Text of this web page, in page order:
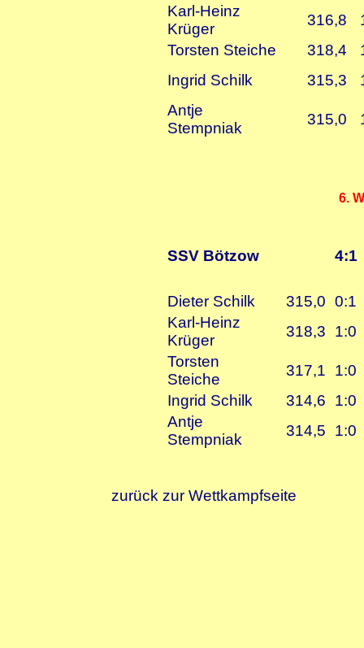
Karl-Heinz
Krüger
316,8
Torsten Steiche
318,4
Ingrid Schilk
315,3
Antje
Stempniak
315,0
6.
SSV Bötzow 4:1
Dieter Schilk 315,0 0:1
Karl-Heinz
Krüger
318,3
1:0
Torsten
Steiche
317,1
1:0
Ingrid Schilk
314,6
1:0
Antje
Stempniak
314,5 1:0
zurück zur Wettkampfseite